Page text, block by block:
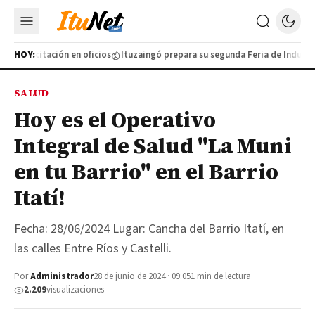
HOY:
capacitación en oficios Ituzaingó prepara su segunda Feria de
SALUD
Hoy es el Operativo
Integral de Salud "La Muni
en tu Barrio" en el Barrio
Itatí!
Fecha: 28/06/2024 Lugar: Cancha del Barrio Itatí, en
las calles Entre Ríos y Castelli.
PorAdministrador28 de junio de 2024 · 09:051 min de lectura
2.209visualizaciones